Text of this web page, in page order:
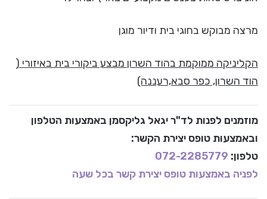
מרצה מבוקש בחוגי בית ודיור מוגן
הקליניקה ממוקמת בהוד השרון מבצע ביקורי בית באיזורי (
הוד השרון, כפר סבא,רעננה)
מוזמנים לפנות לד"ר יגאל גליקסמן באמצעות הטלפון
ובאמצעות טופס יצירת הקשר:
טלפון: 072-2285779
לפניה באמצעות טופס יצירת קשר בכל שעה